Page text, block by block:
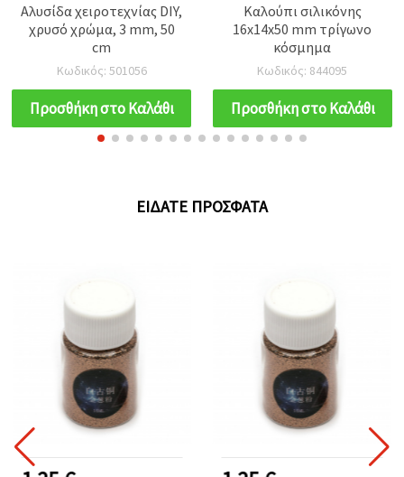
Αλυσίδα χειροτεχνίας DIY,
χρυσό χρώμα, 3 mm, 50
cm
Κωδικός: 501056
Προσθήκη στο Καλάθι
Καλούπι σιλικόνης
16x14x50 mm τρίγωνο
κόσμημα
Κωδικός: 844095
Προσθήκη στο Καλάθι
ΕΊΔΑΤΕ ΠΡΌΣΦΑΤΑ